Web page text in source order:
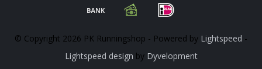
© Copyright 2026 PK Runningshop - Powered by Lightspeed -
Lightspeed design by Dyvelopment